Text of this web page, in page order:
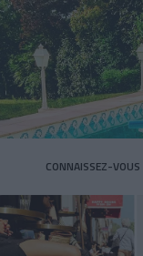
CONNAISSEZ-